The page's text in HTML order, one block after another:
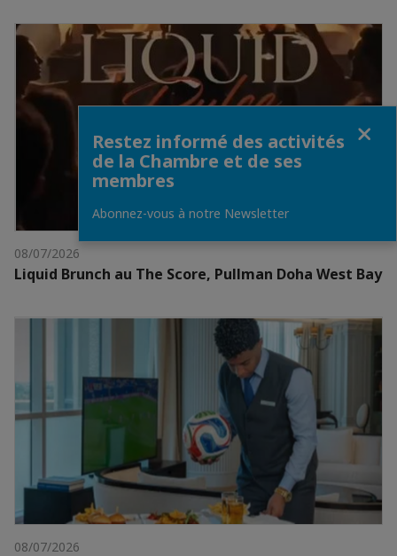
08/07/2026
Liquid Brunch au The Score, Pullman Doha West Bay
08/07/2026
Restez informé des activités
de la Chambre et de ses
membres
Abonnez-vous à notre Newsletter